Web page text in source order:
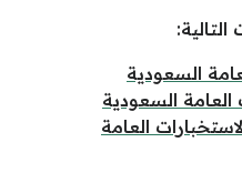
السعودية
العامة السعودية
العامة